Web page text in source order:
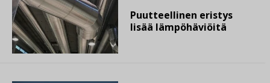
Puutteellinen eristys
lisää lämpöhäviöitä